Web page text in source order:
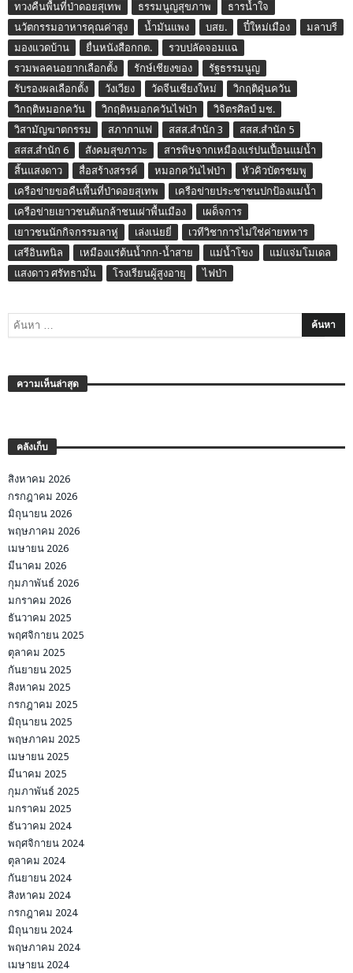
ทวงคืนพื้นที่ป่าดอยสุเทพ
ธรรมนูญสุขภาพ
ธารน้ำใจ
นวัตกรรมอาหารคุณค่าสูง
น้ำมันแพง บสย. ปี๋ใหม่เมือง
มลาบรี
มองแวดบ้าน
ยื่นหนังสือกกต.
รวบปลัดจอมแฉ
รวมพลคนอยากเลือกตั้ง
รักษ์เชียงของ
รัฐธรรมนูญ
รับรองผลเลือกตั้ง
วังเวียง วัดจีนเชียงใหม่
วิกฤติฝุ่นควัน
วิกฤติหมอกควัน
วิกฤติหมอกควันไฟป่า
วิจิตรศิลป์ มช.
วิสามัญฆาตกรรม
สภากาแฟ สสส.สำนัก 3
สสส.สำนัก 5
สสส.สำนัก 6
สังคมสุขภาวะ
สารพิษจากเหมืองแร่ปนเปื้อนแม่น้ำ
สิ้นแสงดาว
สื่อสร้างสรรค์ หมอกควันไฟป่า
หัวคิวบัตรชมพู
เครือข่ายขอคืนพื้นที่ป่าดอยสุเทพ
เครือข่ายประชาชนปกป้องแม่น้ำ
เครือข่ายเยาวชนต้นกล้าชนเผ่าพื้นเมือง
เผด็จการ
เยาวชนนักกิจกรรมลาหู่
เล่งเน่ยยี่
เวทีวิชาการไม่ใช่ค่ายทหาร
เสรีอินทนิล
เหมืองแร่ต้นน้ำกก-น้ำสาย แม่น้ำโขง
แม่แจ่มโมเดล
แสงดาว ศรัทธามั่น
โรงเรียนผู้สูงอายุ ไฟป่า
ความเห็นล่าสุด
คลังเก็บ
สิงหาคม 2026
กรกฎาคม 2026
มิถุนายน 2026
พฤษภาคม 2026
เมษายน 2026
มีนาคม 2026
กุมภาพันธ์ 2026
มกราคม 2026
ธันวาคม 2025
พฤศจิกายน 2025
ตุลาคม 2025
กันยายน 2025
สิงหาคม 2025
กรกฎาคม 2025
มิถุนายน 2025
พฤษภาคม 2025
เมษายน 2025
มีนาคม 2025
กุมภาพันธ์ 2025
มกราคม 2025
ธันวาคม 2024
พฤศจิกายน 2024
ตุลาคม 2024
กันยายน 2024
สิงหาคม 2024
กรกฎาคม 2024
มิถุนายน 2024
พฤษภาคม 2024
เมษายน 2024